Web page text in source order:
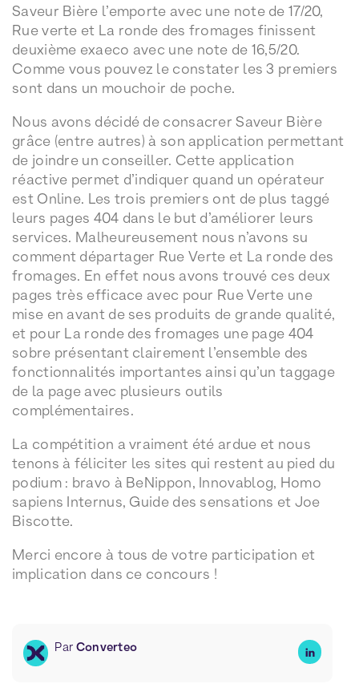
Saveur Bière l’emporte avec une note de 17/20,
Rue verte et La ronde des fromages finissent
deuxième exaeco avec une note de 16,5/20.
Comme vous pouvez le constater les 3 premiers
sont dans un mouchoir de poche.
Nous avons décidé de consacrer Saveur Bière
grâce (entre autres) à son application permettant
de joindre un conseiller. Cette application
réactive permet d’indiquer quand un opérateur
est Online. Les trois premiers ont de plus taggé
leurs pages 404 dans le but d’améliorer leurs
services. Malheureusement nous n’avons su
comment départager Rue Verte et La ronde des
fromages. En effet nous avons trouvé ces deux
pages très efficace avec pour Rue Verte une
mise en avant de ses produits de grande qualité,
et pour La ronde des fromages une page 404
sobre présentant clairement l’ensemble des
fonctionnalités importantes ainsi qu’un taggage
de la page avec plusieurs outils
complémentaires.
La compétition a vraiment été ardue et nous
tenons à féliciter les sites qui restent au pied du
podium : bravo à BeNippon, Innovablog, Homo
sapiens Internus, Guide des sensations et Joe
Biscotte.
Merci encore à tous de votre participation et
implication dans ce concours !
Par Converteo